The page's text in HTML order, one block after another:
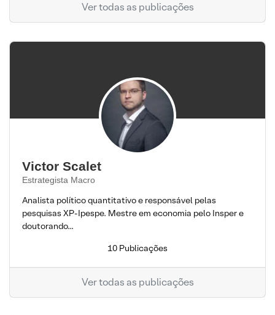
Ver todas as publicações
Victor Scalet
Estrategista Macro
Analista político quantitativo e responsável pelas
pesquisas XP-Ipespe. Mestre em economia pelo Insper e
doutorando...
10 Publicações
Ver todas as publicações